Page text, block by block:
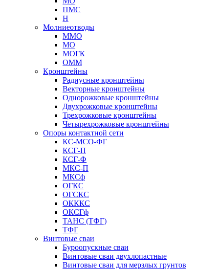
ПМС
Н
Молниеотводы
ММО
МО
МОГК
ОММ
Кронштейны
Радиусные кронштейны
Векторные кронштейны
Однорожковые кронштейны
Двухрожковые кронштейны
Трехрожковые кронштейны
Четырехрожковые кронштейны
Опоры контактной сети
КС-МСО-ФГ
КСГ-П
КСГ-Ф
МКС-П
МКСф
ОГКС
ОГСКС
ОКККС
ОКСГф
ТАНС (ТФГ)
ТФГ
Винтовые сваи
Буроопускные сваи
Винтовые сваи двухлопастные
Винтовые сваи для мерзлых грунтов